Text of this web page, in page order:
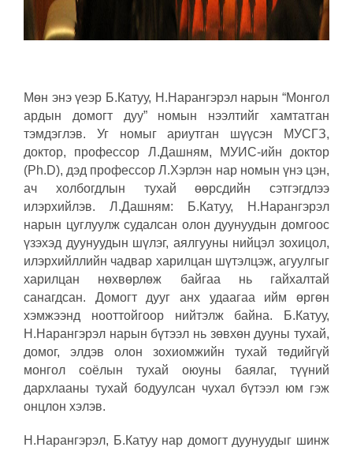
Мөн энэ үеэр Б.Катуу, Н.Нарангэрэл нарын “Монгол
ардын домогт дуу” номын нээлтийг хамтатган
тэмдэглэв. Уг номыг ариутган шүүсэн МУСГЗ,
доктор, профессор Л.Дашням, МУИС-ийн доктор
(Ph.D), дэд профессор Л.Хэрлэн нар номын үнэ цэн,
ач холбогдлын тухай өөрсдийн сэтгэгдлээ
илэрхийлэв. Л.Дашням: Б.Катуу, Н.Нарангэрэл
нарын цуглуулж судалсан олон дуунуудын домгоос
үзэхэд дуунуудын шүлэг, аялгууны нийцэл зохицол,
илэрхийллийн чадвар харилцан шүтэлцэж, агуулгыг
харилцан нөхвөрлөж байгаа нь гайхалтай
санагдсан. Домогт дууг анх удаагаа ийм өргөн
хэмжээнд нооттойгоор нийтэлж байна. Б.Катуу,
Н.Нарангэрэл нарын бүтээл нь зөвхөн дууны тухай,
домог, элдэв олон зохиомжийн тухай төдийгүй
монгол соёлын тухай оюуны баялаг, түүний
дархлааны тухай бодуулсан чухал бүтээл юм гэж
онцлон хэлэв.
Н.Нарангэрэл, Б.Катуу нар домогт дуунуудыг шинж